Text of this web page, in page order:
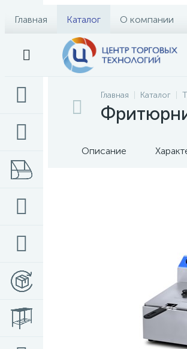
Главная Каталог О компании
Главная Каталог
Описание